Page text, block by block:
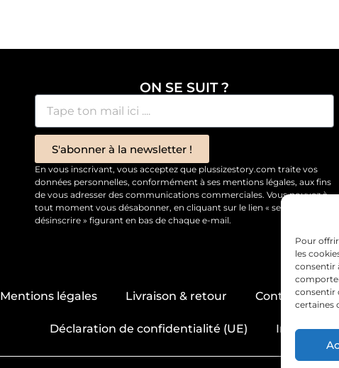
Pour
les
consentir
consentir
certaines
ON SE SUIT ?
S'abonner à la newsletter !
En vous inscrivant, vous acceptez que plussizestory.com traite vos
données personnelles, conformément à ses mentions légales, aux fins
de vous adresser des communications commerciales. Vous pouvez à
tout moment vous désabonner, en cliquant sur le lien « se
désinscrire » figurant en bas de chaque e-mail.
Mentions légales Livraison & retour Contact &
Déclaration de confidentialité (UE) Imprint